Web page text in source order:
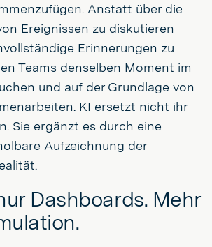
Anstatt über die
Ereignissen zu diskutieren
Erinnerungen zu
Teams denselben Moment im
und auf der Grundlage von
KI ersetzt nicht ihr
Sie ergänzt es durch eine
Aufzeichnung der
Dashboards. Mehr